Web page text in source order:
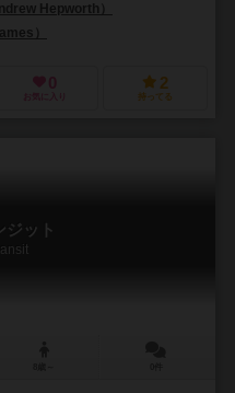
Hepworth）
）
0
お気に入り
2
持ってる
ジット